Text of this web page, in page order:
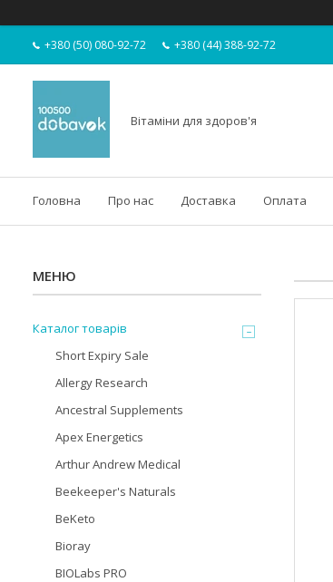
+380 (50) 080-92-72 +380 (44) 388-92-72
Вітаміни для здоров'я
Головна Про нас Доставка Оплата
Каталог товарів
Short Expiry Sale
Allergy Research
Ancestral Supplements
Apex Energetics
Arthur Andrew Medical
Beekeeper's Naturals
BeKeto
Bioray
BIOLabs PRO